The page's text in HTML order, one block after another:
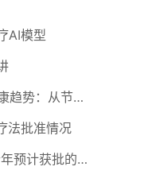
AI模型
定义2026年的10大健康趋势：从节律健康到冷热交替疗法
法批准情况
FDA药物审批管道：今年预计获批的关键新疗法